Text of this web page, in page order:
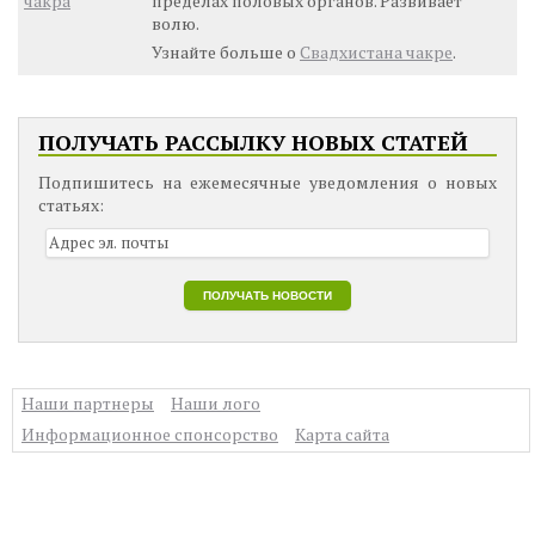
волю.
Узнайте больше о Свадхистана чакре.
ПОЛУЧАТЬ РАССЫЛКУ НОВЫХ СТАТЕЙ
Подпишитесь на ежемесячные уведомления о новых
статьях:
Наши партнеры
Наши лого
Информационное спонсорство
Карта сайта